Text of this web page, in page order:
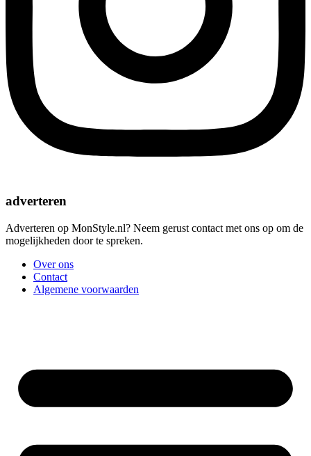
adverteren
Adverteren op MonStyle.nl? Neem gerust contact met ons op om de
mogelijkheden door te spreken.
Over ons
Contact
Algemene voorwaarden